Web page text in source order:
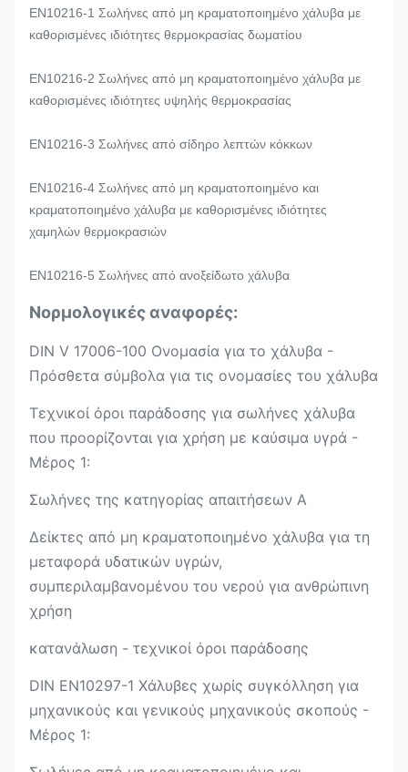
EN10216-1 Σωλήνες από μη κραματοποιημένο χάλυβα με
καθορισμένες ιδιότητες θερμοκρασίας δωματίου
EN10216-2 Σωλήνες από μη κραματοποιημένο χάλυβα με
καθορισμένες ιδιότητες υψηλής θερμοκρασίας
EN10216-3 Σωλήνες από σίδηρο λεπτών κόκκων
EN10216-4 Σωλήνες από μη κραματοποιημένο και
κραματοποιημένο χάλυβα με καθορισμένες ιδιότητες
χαμηλών θερμοκρασιών
EN10216-5 Σωλήνες από ανοξείδωτο χάλυβα
Νορμολογικές αναφορές:
DIN V 17006-100 Ονομασία για το χάλυβα -
Πρόσθετα σύμβολα για τις ονομασίες του χάλυβα
Τεχνικοί όροι παράδοσης για σωλήνες χάλυβα
που προορίζονται για χρήση με καύσιμα υγρά -
Μέρος 1:
Σωλήνες της κατηγορίας απαιτήσεων Α
Δείκτες από μη κραματοποιημένο χάλυβα για τη
μεταφορά υδατικών υγρών,
συμπεριλαμβανομένου του νερού για ανθρώπινη
χρήση
κατανάλωση - τεχνικοί όροι παράδοσης
DIN EN10297-1 Χάλυβες χωρίς συγκόλληση για
μηχανικούς και γενικούς μηχανικούς σκοπούς -
Μέρος 1: